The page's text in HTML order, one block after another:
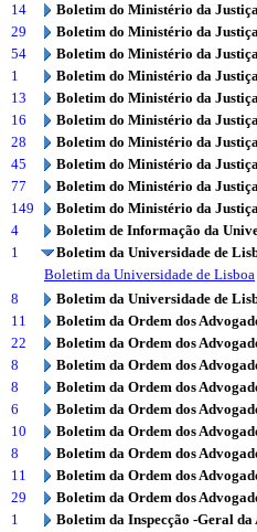
14
Boletim do Ministério da
29
Boletim do Ministério da
54
Boletim do Ministério da
1
Boletim do Ministério da
13
Boletim do Ministério da
16
Boletim do Ministério da
28
Boletim do Ministério da
45
Boletim do Ministério da
77
Boletim do Ministério da
149
Boletim do Ministério da
4
Boletim de Informação da
1
Boletim da Universidade de
Boletim da Universidade de Lisboa
8
Boletim da Universidade de
11
Boletim da Ordem dos
22
Boletim da Ordem dos
8
Boletim da Ordem dos
8
Boletim da Ordem dos
6
Boletim da Ordem dos
10
Boletim da Ordem dos
8
Boletim da Ordem dos
11
Boletim da Ordem dos
29
Boletim da Ordem dos
1
Boletim da Inspecção -Geral